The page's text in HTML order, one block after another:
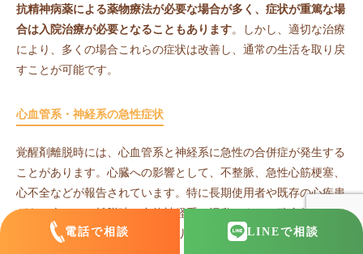
抗精神病薬による薬物療法が必要な場合が多く、症状が重篤な場
合は入院治療が必要となることもあります。しかし、適切な治療
により、多くの場合これらの症状は改善し、通常の生活を取り戻
すことが可能です。
心血管系・神経系の急性症状
覚醒剤離脱時には、心血管系と神経系に急性の合併症が発生する
ことがあります。心臓への影響として、不整脈、急性心筋梗塞、
心不全などが報告されています。特に長期使用者や既存の心疾患
がある人では、離脱時の自律神経系の混乱により、致命的な心血
管イベントが起こるリスクがあります。
電話で相談 LINEで相談